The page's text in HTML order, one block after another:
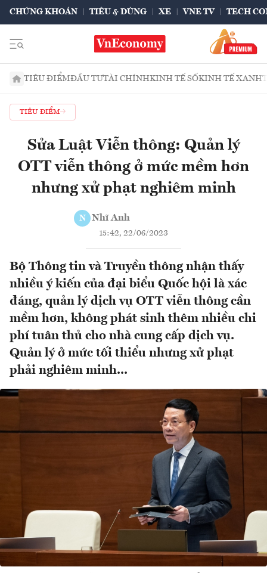
CHỨNG KHOÁN TIÊU & DÙNG XE VNE TV TECH
TIÊU ĐIỂMĐẦU TƯTÀI CHÍNHKINH TẾ SỐKINH TẾ XANH
TIÊU ĐIỂM
Sửa Luật Viễn thông: Quản lý
OTT viễn thông ở mức mềm hơn
nhưng xử phạt nghiêm minh
N Nhĩ Anh
15:42, 22/06/2023
Bộ Thông tin và Truyền thông nhận thấy
nhiều ý kiến của đại biểu Quốc hội là xác
đáng, quản lý dịch vụ OTT viễn thông cần
mềm hơn, không phát sinh thêm nhiều chi
phí tuân thủ cho nhà cung cấp dịch vụ.
Quản lý ở mức tối thiểu nhưng xử phạt
phải nghiêm minh...